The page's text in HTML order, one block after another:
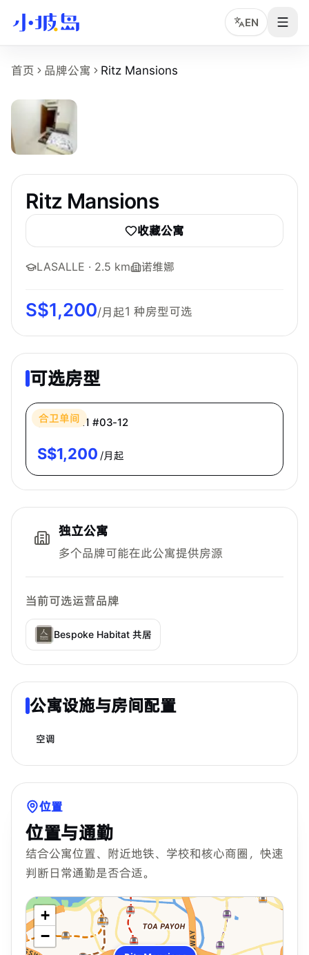
EN
Ritz Mansions 房源页事实摘要
物业名称：Ritz Mansions。
品牌或运营方：独立公寓或多运营方房源，小坡岛中文顾问
所在区域：West。
参考起租价：S$1,200 /月起，最终以实时房型库存为准。
最短租期：6 个月。
可选房型：Common。
附近学校：LASALLE、Kaplan、NAFA。
主要配置：空调。
首页 品牌公寓 Ritz Mansions
Ritz Mansions
收藏公寓
LASALLE · 2.5 km 诺维娜
S$1,200/月起1 种房型可选
可选房型
合卫单间
普通房 CR1 #03-12
S$1,200 /月起
独立公寓
多个品牌可能在此公寓提供房源
当前可选运营品牌
Bespoke Habitat 共居
公寓设施与房间配置
空调
位置
位置与通勤
结合公寓位置、附近地铁、学校和核心商圈，快速
判断日常通勤是否合适。
+
−